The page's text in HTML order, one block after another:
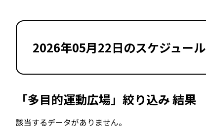
2026年05月22日のスケジュール
「多目的運動広場」絞り込み 結果
該当するデータがありません。